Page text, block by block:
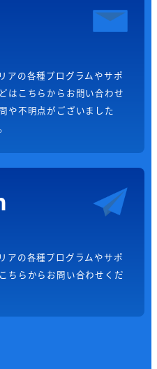
アの各種プログラムやサポ
はこちらからお問い合わせ
や不明点がございました
アの各種プログラムやサポ
ちらからお問い合わせくだ